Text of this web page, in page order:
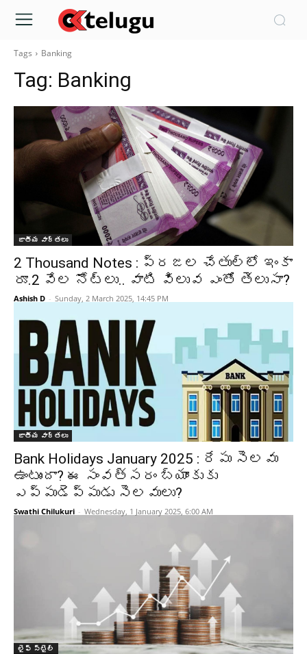
Tags Banking
Tag: Banking
జాతీయ వార్తలు
2 Thousand Notes : ప్రజల చేతుల్లో ఇంకా
రూ.2 వేల నోట్లు.. వాటి విలువ ఎంతో తెలుసా?
Ashish D - Sunday, 2 March 2025, 14:45 PM
జాతీయ వార్తలు
Bank Holidays January 2025 : రేపు సెలవు
ఉంటుందా? ఈ సంవత్సరం బ్యాంకుకు
ఎప్పుడెప్పుడు సెలవులు?
Swathi Chilukuri - Wednesday, 1 January 2025, 6:00 AM
లైఫ్ స్టైల్